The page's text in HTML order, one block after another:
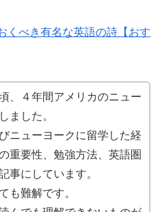
くべき有名な英語の詩【おす
、４年間アメリカのニュー
ました。
ニューヨークに留学した経
重要性、勉強方法、英語圏
事にしています。
も難解です。